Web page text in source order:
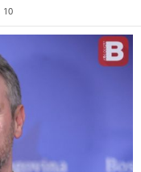
10